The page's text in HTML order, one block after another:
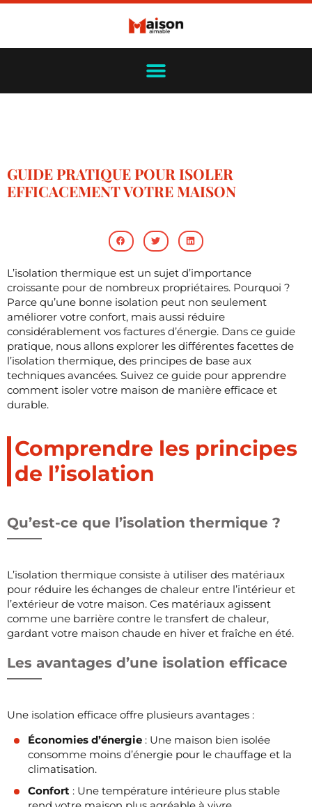
GUIDE PRATIQUE POUR ISOLER
EFFICACEMENT VOTRE MAISON
L’isolation thermique est un sujet d’importance
croissante pour de nombreux propriétaires. Pourquoi ?
Parce qu’une bonne isolation peut non seulement
améliorer votre confort, mais aussi réduire
considérablement vos factures d’énergie. Dans ce guide
pratique, nous allons explorer les différentes facettes de
l’isolation thermique, des principes de base aux
techniques avancées. Suivez ce guide pour apprendre
comment isoler votre maison de manière efficace et
durable.
Comprendre les principes
de l’isolation
Qu’est-ce que l’isolation thermique ?
L’isolation thermique consiste à utiliser des matériaux
pour réduire les échanges de chaleur entre l’intérieur et
l’extérieur de votre maison. Ces matériaux agissent
comme une barrière contre le transfert de chaleur,
gardant votre maison chaude en hiver et fraîche en été.
Les avantages d’une isolation efficace
Une isolation efficace offre plusieurs avantages :
Économies d’énergie : Une maison bien isolée
consomme moins d’énergie pour le chauffage et la
climatisation.
Confort : Une température intérieure plus stable